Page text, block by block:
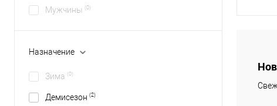
Мужчины (0)
Назначение
Зима (0)
Демисезон (2)